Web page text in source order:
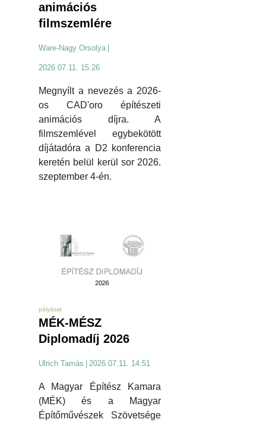
animációs
filmszemlére
Ware-Nagy Orsolya
2026.07.11. 15:26
Megnyílt a nevezés a 2026-
os CAD'oro építészeti
animációs díjra. A
filmszemlével egybekötött
díjátadóra a D2 konferencia
keretén belül kerül sor 2026.
szeptember 4-én.
pályázat
MÉK-MÉSZ
Diplomadíj 2026
Ulrich Tamás | 2026.07.11. 14:51
A Magyar Építész Kamara
(MÉK) és a Magyar
Építőművészek Szövetsége